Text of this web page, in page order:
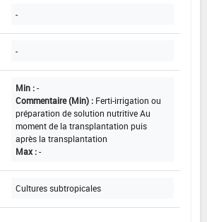
-
-
Min :-
Commentaire (Min) : Ferti-irrigation ou
préparation de solution nutritive Au
moment de la transplantation puis
après la transplantation
Max :-
Cultures subtropicales